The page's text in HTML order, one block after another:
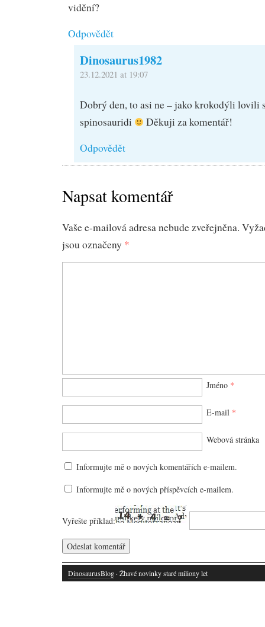
vidění?
Odpovědět
Dinosaurus1982
23.12.2021 at 19:07
Dobrý den, to asi ne – jako krokodýli lovili
spinosauridi
Děkuji za komentář!
Odpovědět
Napsat komentář
Vaše e-mailová adresa nebude zveřejněna.
jsou označeny *
Jméno *
E-mail *
Webová stránka
Informujte mě o nových komentářích e-mailem.
Informujte mě o nových příspěvcích e-mailem.
Vyřešte příklad:
DinosaurusBlog · Žhavé novinky staré miliony let